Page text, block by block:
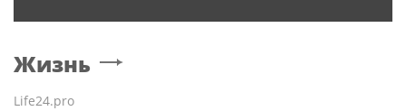
Жизнь
Life24.pro